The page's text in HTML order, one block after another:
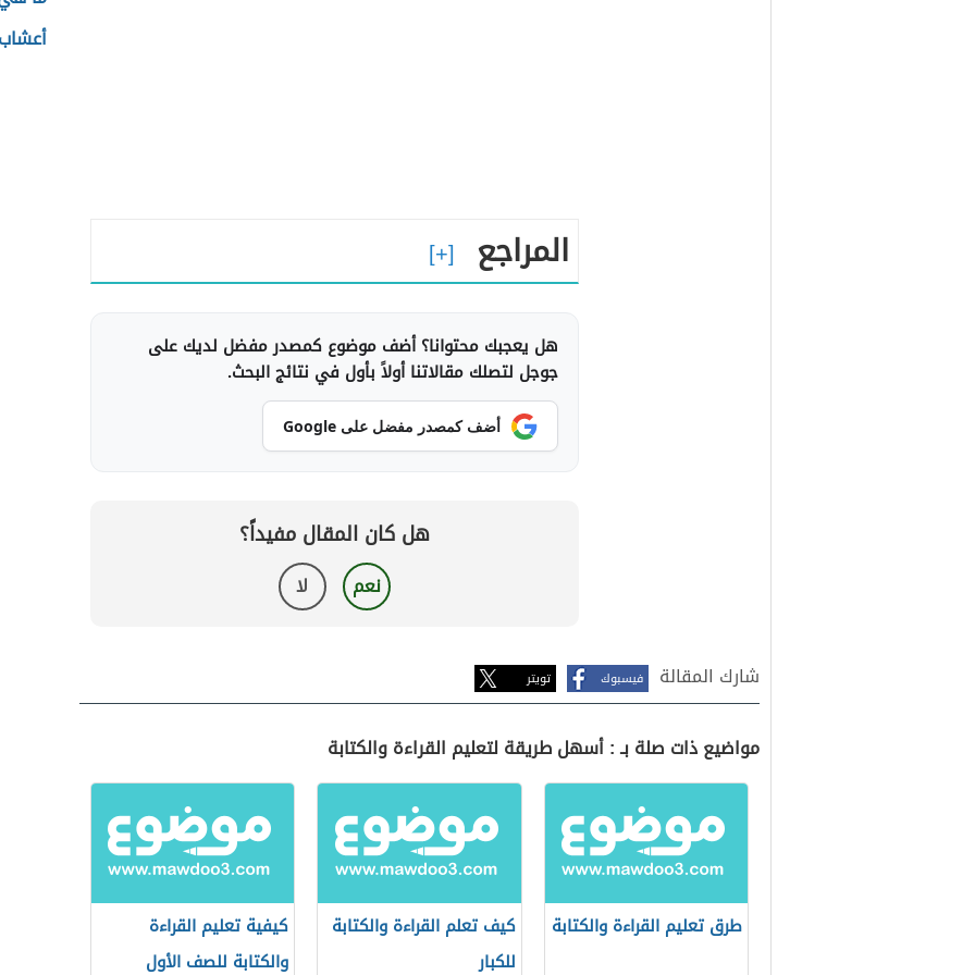
المراجع
هل يعجبك محتوانا؟ أضف موضوع كمصدر مفضل لديك على
جوجل لتصلك مقالاتنا أولاً بأول في نتائج البحث.
أضف كمصدر مفضل على Google
هل كان المقال مفيداً؟
نعم لا
شارك المقالة فيسبوك تويتر
مواضيع ذات صلة بـ : أسهل طريقة لتعليم القراءة والكتابة
طرق تعليم القراءة والكتابة
كيف تعلم القراءة والكتابة
للكبار
كيفية تعليم القراءة
والكتابة للصف الأول